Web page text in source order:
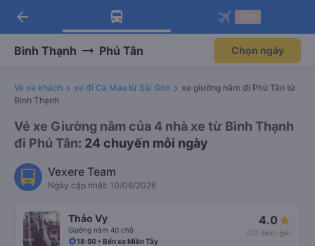
Tải app Vexere ngay!
Nhận ưu đãi thành viên độc
Mở app
Tải app Vexere
-30k/ghế khi đặt vé máy bay qua
Mở app
arrow_back
Bình Thạnh Phú Tân Chọn ngày
Vé xe khách xe đi Cà Mau từ Sài Gòn
xe giường nằm đi Phú Tân từ
Bình Thạnh
Vé xe Giường nằm của 4 nhà xe từ Bình Thạnh
đi Phú Tân: 24 chuyến mỗi ngày
Vexere Team
Ngày cập nhật: 10/08/2026
Thảo Vy
Giường nằm 40 chỗ
4.0
(20 đánh giá)
18:50 • Bến xe Miền Tây